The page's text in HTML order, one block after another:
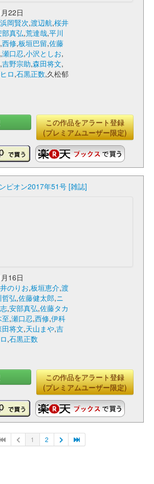
22日
浜岡賢次,渡辺航,桜井
部真弘,荒達哉,平川
,西修,板垣巴留,佐藤
,瀬口忍,小沢としお,
,吉野宗助,森田将文,
ロ,石黒正数,久松郁
この作品をアラート登録
(プレミアムユーザー限定)
ピオン2017年51号 [雑誌]
16日
のりお,板垣恵介,渡
弘,佐藤健太郎,ニ
,安部真弘,佐藤タカ
,瀬口忍,西修,伊科
田将文,天山まや,吉
,石黒正数
この作品をアラート登録
(プレミアムユーザー限定)
1 2